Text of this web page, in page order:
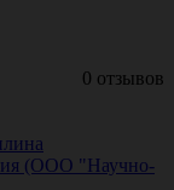
0 отзывов
(ООО "Научно-